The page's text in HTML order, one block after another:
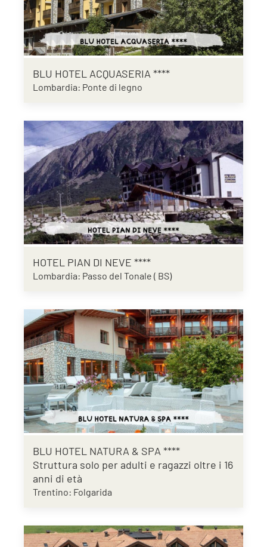
BLU HOTEL ACQUASERIA ****
Lombardia: Ponte di legno
HOTEL PIAN DI NEVE ****
Lombardia: Passo del Tonale ( BS)
BLU HOTEL NATURA & SPA ****
Struttura solo per adulti e ragazzi oltre i 16
anni di età
Trentino: Folgarida